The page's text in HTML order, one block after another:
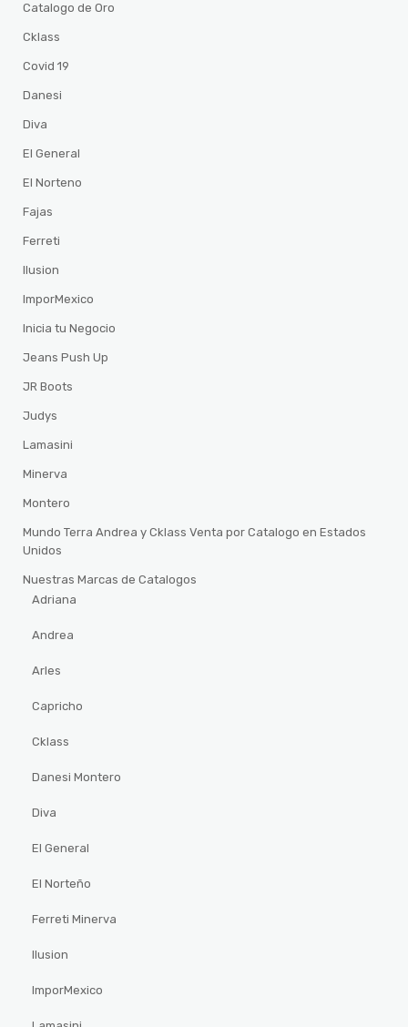
Catalogo de Oro
Cklass
Covid 19
Danesi
Diva
El General
El Norteno
Fajas
Ferreti
Ilusion
ImporMexico
Inicia tu Negocio
Jeans Push Up
JR Boots
Judys
Lamasini
Minerva
Montero
Mundo Terra Andrea y Cklass Venta por Catalogo en Estados
Unidos
Nuestras Marcas de Catalogos
Adriana
Andrea
Arles
Capricho
Cklass
Danesi Montero
Diva
El General
El Norteño
Ferreti Minerva
Ilusion
ImporMexico